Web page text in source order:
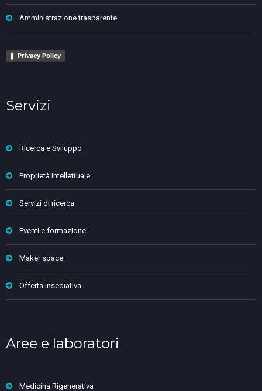
Amministrazione trasparente
Privacy Policy
Servizi
Ricerca e Sviluppo
Proprietà Intellettuale
Servizi di ricerca
Eventi e formazione
Maker space
Offerta insediativa
Aree e laboratori
Medicina Rigenerativa